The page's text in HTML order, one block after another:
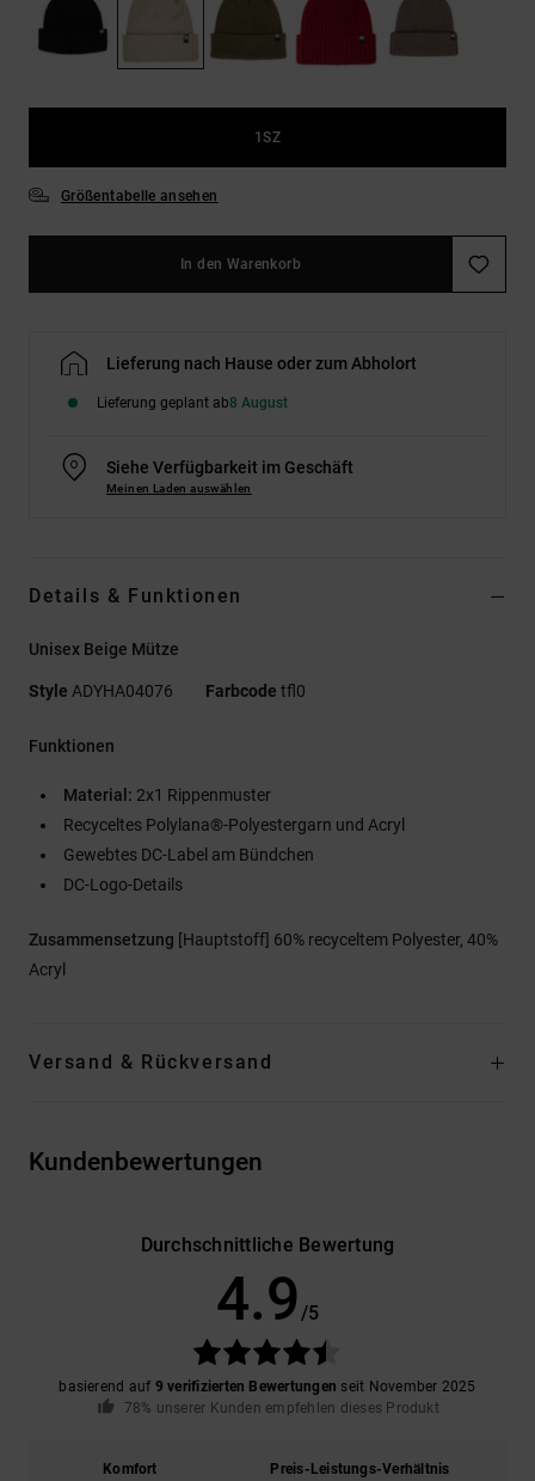
ansehen
1SZ
Größentabelle ansehen
In den Warenkorb
Lieferung nach Hause oder zum Abholort
Lieferung geplant ab8 August
Siehe Verfügbarkeit im Geschäft
Meinen Laden auswählen
Details & Funktionen
Unisex Beige Mütze
Style ADYHA04076 Farbcode tfl0
Funktionen
Material: 2x1 Rippenmuster
Recyceltes Polylana®-Polyestergarn und Acryl
Gewebtes DC-Label am Bündchen
DC-Logo-Details
Zusammensetzung [Hauptstoff] 60% recyceltem Polyester, 40%
Acryl
Versand & Rückversand
Kundenbewertungen
Durchschnittliche Bewertung
4.9 /5
basierend auf 9 verifizierten Bewertungen seit November 2025
78% unserer Kunden empfehlen dieses Produkt
Komfort
Preis-Leistungs-Verhältnis